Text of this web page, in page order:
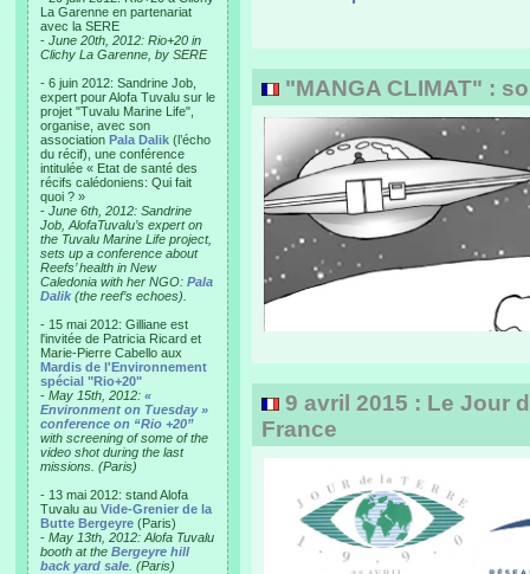
La Garenne en partenariat
avec la SERE
- June 20th, 2012: Rio+20 in
Clichy La Garenne, by SERE
- 6 juin 2012: Sandrine Job,
expert pour Alofa Tuvalu sur le
projet "Tuvalu Marine Life",
organise, avec son
association Pala Dalik (l’écho
du récif), une conférence
intitulée « Etat de santé des
récifs calédoniens: Qui fait
quoi ? »
- June 6th, 2012: Sandrine
Job, AlofaTuvalu’s expert on
the Tuvalu Marine Life project,
sets up a conference about
Reefs’ health in New
Caledonia with her NGO: Pala
Dalik (the reef’s echoes).
- 15 mai 2012: Gilliane est
l'invitée de Patricia Ricard et
Marie-Pierre Cabello aux
Mardis de l'Environnement
spécial "Rio+20"
- May 15th, 2012: «
Environment on Tuesday »
conference on “Rio +20”
with screening of some of the
video shot during the last
missions. (Paris)
- 13 mai 2012: stand Alofa
Tuvalu au Vide-Grenier de la
Butte Bergeyre (Paris)
- May 13th, 2012: Alofa Tuvalu
booth at the Bergeyre hill
back yard sale . (Paris)
"MANGA CLIMAT" :
9 avril 2015 : Le Jour
France